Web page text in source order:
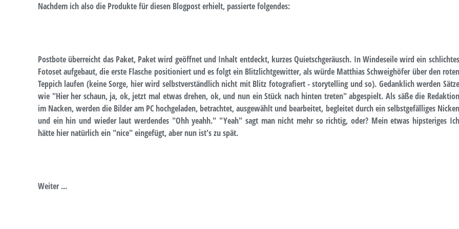
Nachdem ich also die Produkte für diesen Blogpost erhielt, passierte folgendes:
Postbote überreicht das Paket, Paket wird geöffnet und Inhalt entdeckt, kurzes Quietschgeräusch. In Windeseile wird ein schlichtes
Fotoset aufgebaut, die erste Flasche positioniert und es folgt ein Blitzlichtgewitter, als würde Matthias Schweighöfer über den roten
Teppich laufen (keine Sorge, hier wird selbstverständlich nicht mit Blitz fotografiert - storytelling und so). Gedanklich werden Sätze
wie "Hier her schaun, ja, ok, jetzt mal etwas drehen, ok, und nun ein Stück nach hinten treten" abgespielt. Als säße die Redaktion
im Nacken, werden die Bilder am PC hochgeladen, betrachtet, ausgewählt und bearbeitet, begleitet durch ein selbstgefälliges Nicken
und ein hin und wieder laut werdendes "Ohh yeahh." "Yeah" sagt man nicht mehr so richtig, oder? Mein etwas hipsteriges Ich
hätte hier natürlich ein "nice" eingefügt, aber nun ist's zu spät.
Weiter ...